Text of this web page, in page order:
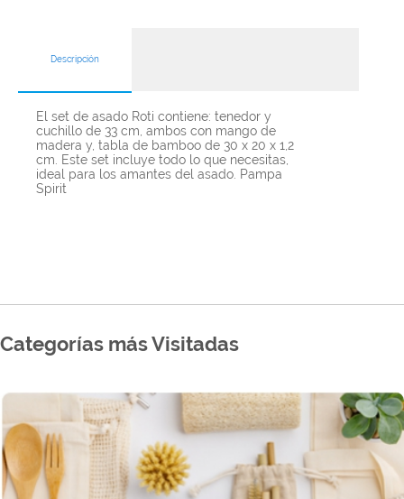
Descripción
El set de asado Roti contiene: tenedor y
cuchillo de 33 cm, ambos con mango de
madera y, tabla de bamboo de 30 x 20 x 1,2
cm. Este set incluye todo lo que necesitas,
ideal para los amantes del asado. Pampa
Spirit
Categorías más Visitadas